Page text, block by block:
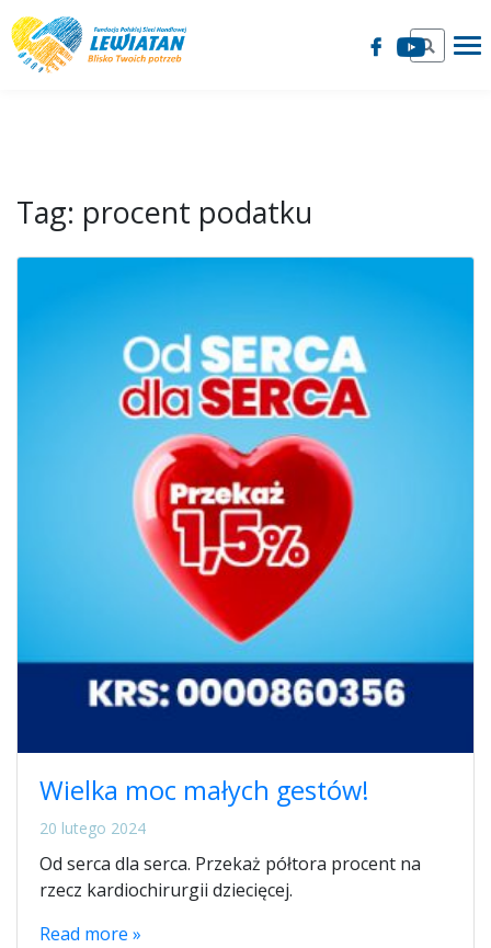
Tag: procent podatku
Wielka moc małych gestów!
20 lutego 2024
Od serca dla serca. Przekaż półtora procent na
rzecz kardiochirurgii dziecięcej.
Read more »